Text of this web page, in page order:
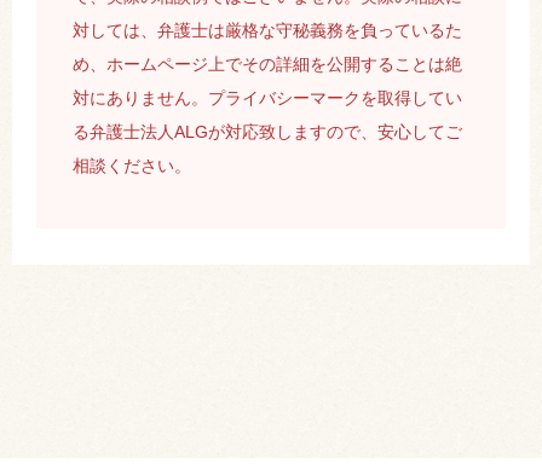
対しては、弁護士は厳格な守秘義務を負っているた
め、ホームページ上でその詳細を公開することは絶
対にありません。プライバシーマークを取得してい
る弁護士法人ALGが対応致しますので、安心してご
相談ください。